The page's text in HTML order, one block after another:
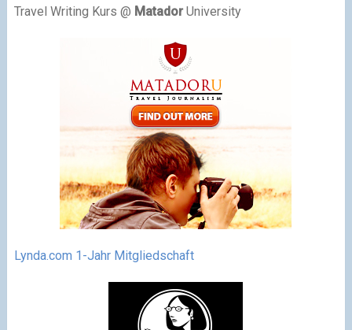
Travel Writing Kurs @ MatadorUniversity
Lynda.com 1-Jahr Mitgliedschaft